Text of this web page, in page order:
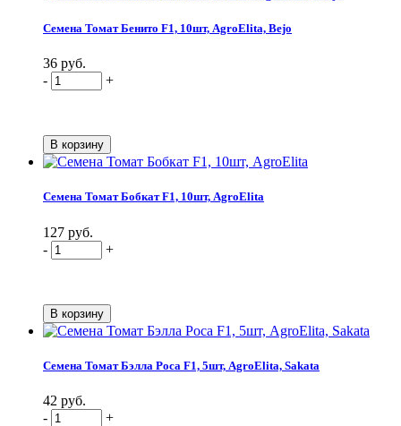
Семена Томат Бенито F1, 10шт, AgroElita, Bejo
36 руб.
-
+
Семена Томат Бобкат F1, 10шт, AgroElita
127 руб.
-
+
Семена Томат Бэлла Роса F1, 5шт, AgroElita, Sakata
42 руб.
-
+